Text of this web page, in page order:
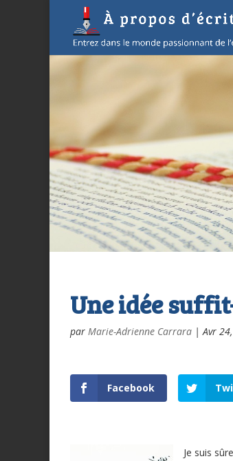
Une idée
par Marie-Adrienne Carrara |Avr
Facebook
Je suis